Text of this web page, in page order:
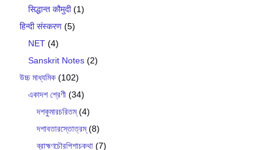
सिद्धान्त कौमुदी(1)
हिन्दी संस्करण (5)
NET (4)
Sanskrit Notes (2)
উচ্চ মাধ্যমিক (102)
একাদশ শ্রেণী (34)
দশকুমারচরিতম্(4)
দশাবতারস্তোত্রম্(8)
ব্রাহ্মণচৌরপিশাচকথা (7)